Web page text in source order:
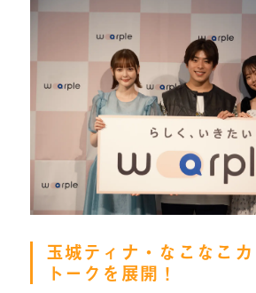
玉城ティナ・なこなこ
トークを展開！